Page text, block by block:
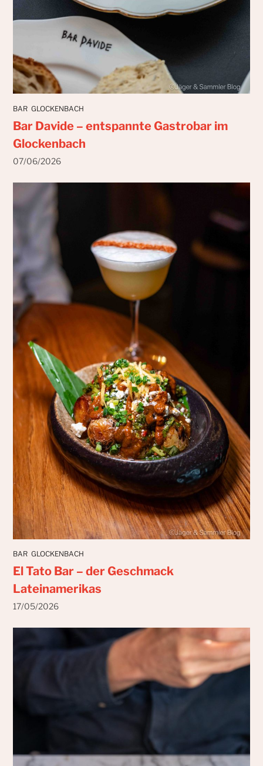
BAR GLOCKENBACH
Bar Davide – entspannte Gastrobar im
Glockenbach
07/06/2026
BAR GLOCKENBACH
El Tato Bar – der Geschmack
Lateinamerikas
17/05/2026